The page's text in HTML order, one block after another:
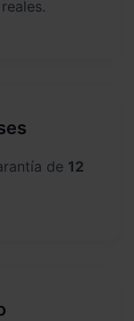
reales.
de 12